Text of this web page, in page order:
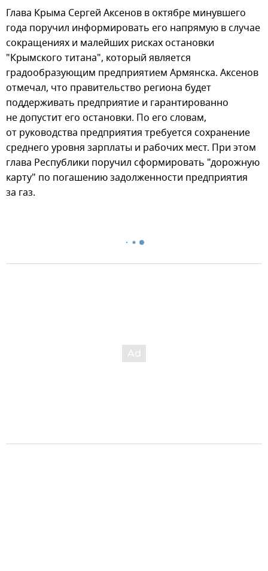
Глава Крыма Сергей Аксенов в октябре минувшего
года поручил информировать его напрямую в случае
сокращениях и малейших рисках остановки
"Крымского титана", который является
градообразующим предприятием Армянска. Аксенов
отмечал, что правительство региона будет
поддерживать предприятие и гарантированно
не допустит его остановки. По его словам,
от руководства предприятия требуется сохранение
среднего уровня зарплаты и рабочих мест. При этом
глава Республики поручил сформировать "дорожную
карту" по погашению задолженности предприятия
за газ.